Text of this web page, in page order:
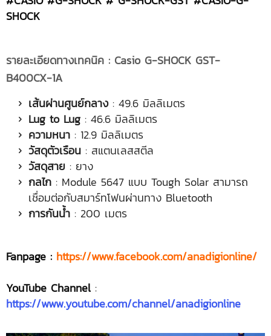
SHOCK
รายละเอียดทางเทคนิค : Casio G-SHOCK GST-
B400CX-1A
เส้นผ่านศูนย์กลาง: 49.6 มิลลิเมตร
Lug to Lug : 46.6 มิลลิเมตร
ความหนา : 12.9 มิลลิเมตร
วัสดุตัวเรือน : สแตนเลสสตีล
วัสดุสาย : ยาง
กลไก : Module 5647 แบบ Tough Solar สามารถ
เชื่อมต่อกับสมาร์ทโฟนผ่านทาง Bluetooth
การกันน้ำ : 200 เมตร
Fanpage : https://www.facebook.com/anadigionline/
YouTube Channel :
https://www.youtube.com/channel/anadigionline